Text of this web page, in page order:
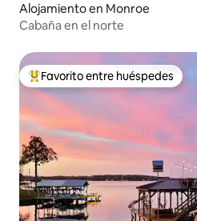
Alojamiento en Monroe
Cabaña en el norte
Favorito entre huéspedes
Favorito entre huéspedes